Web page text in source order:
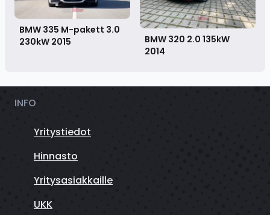
BMW 335 M-pakett 3.0
230kW 2015
BMW 320 2.0 135kW
2014
INFO
Yritystiedot
Hinnasto
Yritysasiakkaille
UKK